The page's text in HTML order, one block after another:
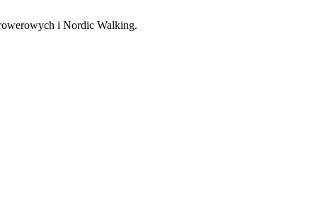
i Nordic Walking.